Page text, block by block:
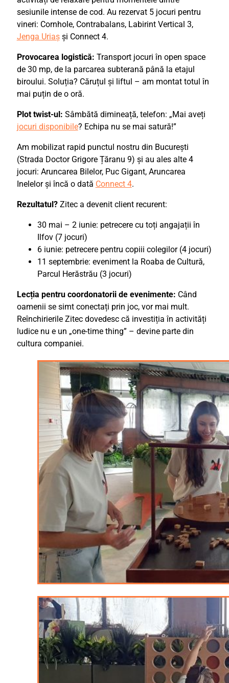
sesiunile intense de cod. Au rezervat 5 jocuri pentru
vineri: Cornhole, Contrabalans, Labirint Vertical 3,
Jenga Uriașși Connect 4.
Provocarea logistică: Transport jocuri în open space
de 30 mp, de la parcarea subterană până la etajul
biroului. Soluția? Căruțul și liftul – am montat totul în
mai puțin de o oră.
Plot twist-ul: Sâmbătă dimineață, telefon: „Mai aveți
jocuri disponibile? Echipa nu se mai satură!”
Am mobilizat rapid punctul nostru din București
(Strada Doctor Grigore Țăranu 9) și au ales alte 4
jocuri: Aruncarea Bilelor, Puc Gigant, Aruncarea
Inelelor și încă o dată Connect 4.
Rezultatul?Zitec a devenit client recurent:
30 mai – 2 iunie: petrecere cu toți angajații în
Ilfov (7 jocuri)
6 iunie: petrecere pentru copiii colegilor (4 jocuri)
11 septembrie: eveniment la Roaba de Cultură,
Parcul Herăstrău (3 jocuri)
Lecția pentru coordonatorii de evenimente: Când
oamenii se simt conectați prin joc, vor mai mult.
Reînchirierile Zitec dovedesc că investiția în activități
ludice nu e un „one-time thing” – devine parte din
cultura companiei.